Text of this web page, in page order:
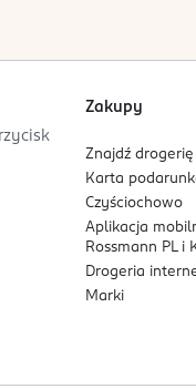
Zakupy
Znajdź drogerię
Karta
Czyściochowo
Aplikacja
Rossmann PL i
Drogeria
Marki